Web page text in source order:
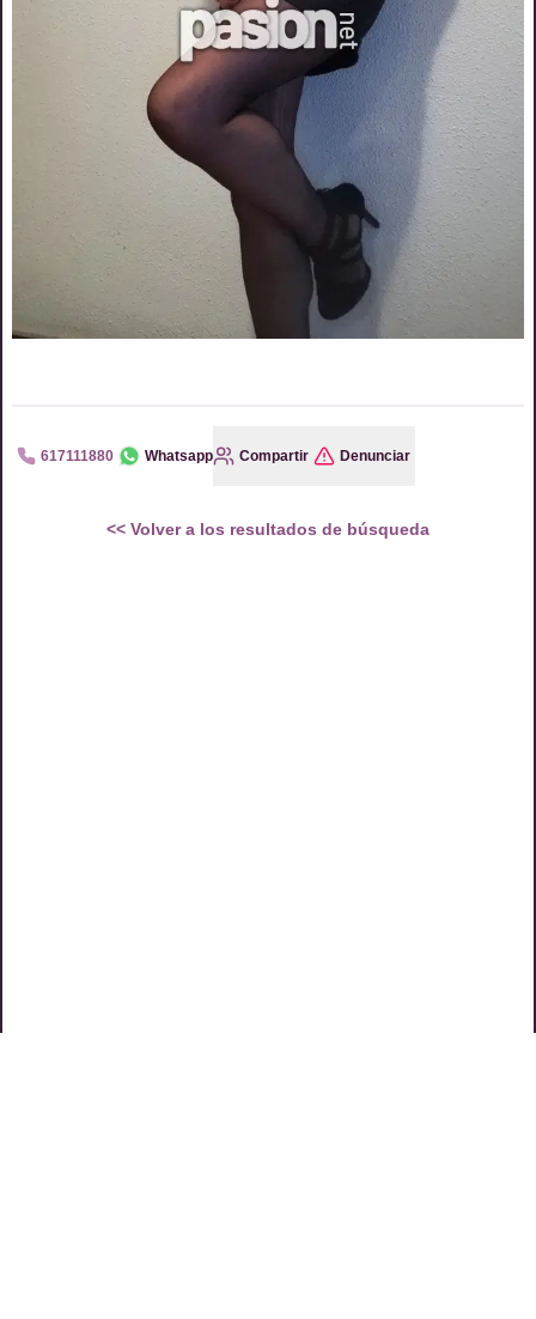
617111880 Whatsapp Compartir Denunciar
<< Volver a los resultados de búsqueda